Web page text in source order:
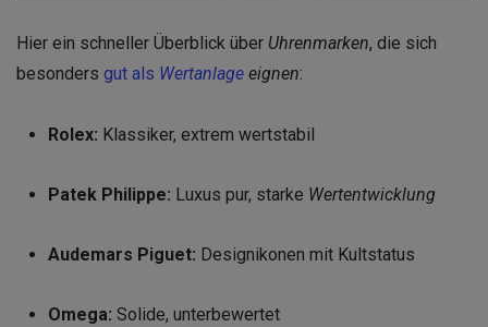
Hier ein schneller Überblick über Uhrenmarken, die sich
besonders gut als Wertanlage eignen:
Rolex: Klassiker, extrem wertstabil
Patek Philippe: Luxus pur, starke Wertentwicklung
Audemars Piguet: Designikonen mit Kultstatus
Omega: Solide, unterbewertet